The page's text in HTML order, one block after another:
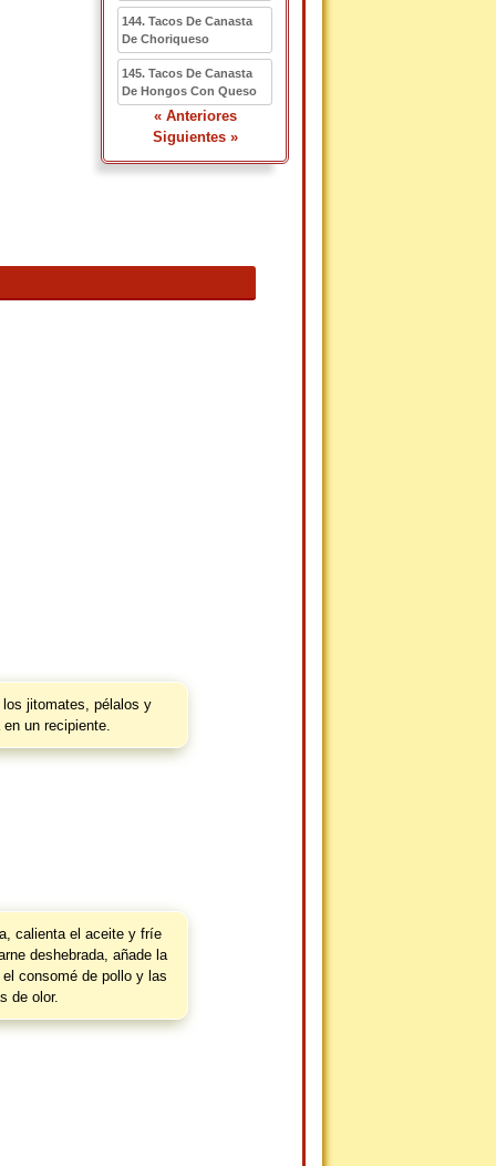
aromatizar sopas,
salsa, carnes y
pescados.
144. Tacos De Canasta
De Choriqueso
145. Tacos De Canasta
De Hongos Con Queso
« Anteriores
Siguientes »
jitomates, pélalos y
en un recipiente.
calienta el aceite y fríe
deshebrada, añade la
consomé de pollo y las
de olor.